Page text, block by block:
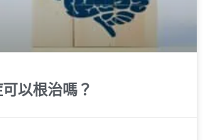
以根治嗎？